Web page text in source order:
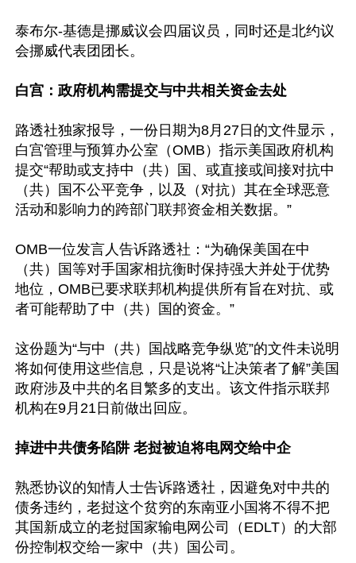
泰布尔-基德是挪威议会四届议员，同时还是北约议
会挪威代表团团长。
白宫：政府机构需提交与中共相关资金去处
路透社独家报导，一份日期为8月27日的文件显示，
白宫管理与预算办公室（OMB）指示美国政府机构
提交“帮助或支持中（共）国、或直接或间接对抗中
（共）国不公平竞争，以及（对抗）其在全球恶意
活动和影响力的跨部门联邦资金相关数据。”
OMB一位发言人告诉路透社：“为确保美国在中
（共）国等对手国家相抗衡时保持强大并处于优势
地位，OMB已要求联邦机构提供所有旨在对抗、或
者可能帮助了中（共）国的资金。”
这份题为“与中（共）国战略竞争纵览”的文件未说明
将如何使用这些信息，只是说将“让决策者了解”美国
政府涉及中共的名目繁多的支出。该文件指示联邦
机构在9月21日前做出回应。
掉进中共债务陷阱 老挝被迫将电网交给中企
熟悉协议的知情人士告诉路透社，因避免对中共的
债务违约，老挝这个贫穷的东南亚小国将不得不把
其国新成立的老挝国家输电网公司（EDLT）的大部
份控制权交给一家中（共）国公司。